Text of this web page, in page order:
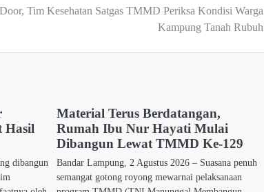
Tim Kesehatan Satgas TMMD Periksa Kondisi Warga
Kampung Tanah Rubuh
Hasil
dibangun
Material Terus Berdatangan,
Rumah Ibu Nur Hayati Mulai
Dibangun Lewat TMMD Ke-129
Bandar Lampung, 2 Agustus 2026 – Suasana penuh
semangat gotong royong mewarnai pelaksanaan